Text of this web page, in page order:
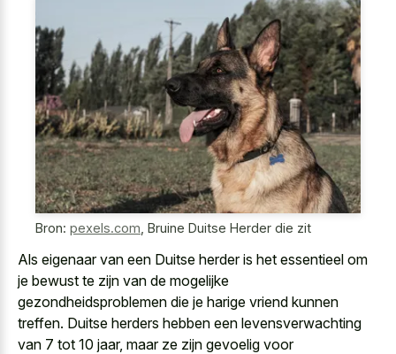
Bron: pexels.com Bruine Duitse Herder die zit
Als eigenaar van een Duitse herder is het essentieel om
je bewust te zijn van de mogelijke
gezondheidsproblemen die je harige vriend kunnen
treffen. Duitse herders hebben een levensverwachting
van 7 tot 10 jaar, maar ze zijn gevoelig voor